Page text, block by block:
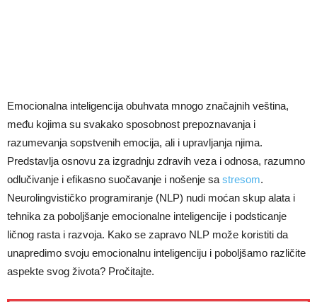
Emocionalna inteligencija obuhvata mnogo značajnih veština,
među kojima su svakako sposobnost prepoznavanja i
razumevanja sopstvenih emocija, ali i upravljanja njima.
Predstavlja osnovu za izgradnju zdravih veza i odnosa, razumno
odlučivanje i efikasno suočavanje i nošenje sa stresom.
Neurolingvističko programiranje (NLP) nudi moćan skup alata i
tehnika za poboljšanje emocionalne inteligencije i podsticanje
ličnog rasta i razvoja. Kako se zapravo NLP može koristiti da
unapredimo svoju emocionalnu inteligenciju i poboljšamo različite
aspekte svog života? Pročitajte.